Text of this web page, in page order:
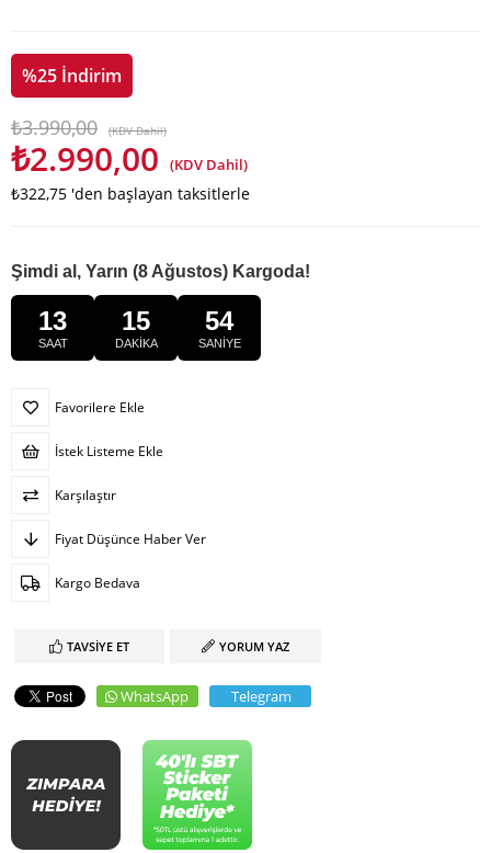
%25 İndirim
₺3.990,00 (KDV Dahil)
₺2.990,00 (KDV Dahil)
₺322,75 'den başlayan taksitlerle
Şimdi al, Yarın (8 Ağustos) Kargoda!
13
SAAT
15
DAKİKA
53
SANİYE
Favorilere Ekle
İstek Listeme Ekle
Karşılaştır
Fiyat Düşünce Haber Ver
Kargo Bedava
TAVSIYE ET YORUM YAZ
WhatsApp Telegram